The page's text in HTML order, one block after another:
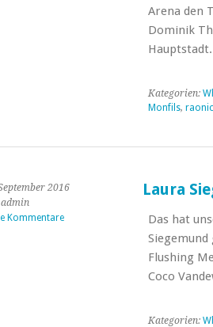
Arena den
Dominik
Kategorien:
Monfils, raonic
2016
Kommentare
Laura
Das hat
Flushing
Coco
Kategorien: